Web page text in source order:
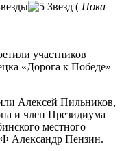
( Пока
участников
«Дорога к Победе»
Алексей Пильников,
и член Президиума
местного
Александр Пензин.